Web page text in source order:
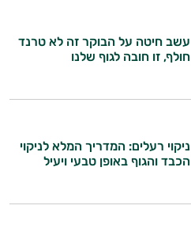
עשב חיטה על הבוקר זה לא טרנד
חולף, זו חובה לגוף שלנו
ניקוי רעלים: המדריך המלא לניקוי
הכבד והגוף באופן טבעי ויעיל